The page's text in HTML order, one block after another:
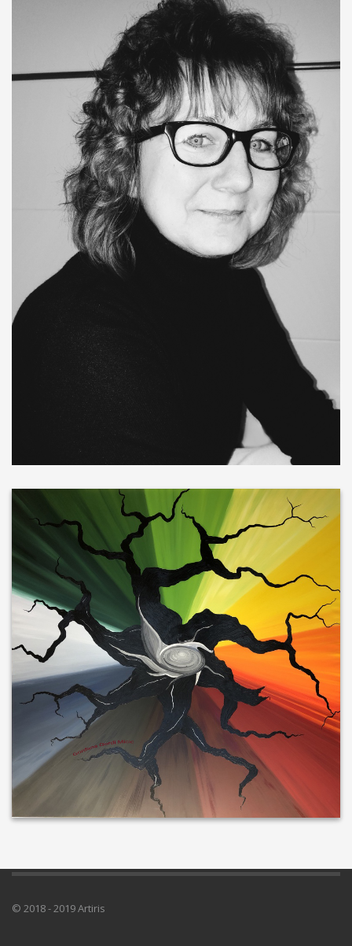
© 2018 - 2019 Artiris